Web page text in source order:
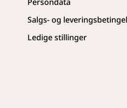
Salgs- og
Ledige stillinger